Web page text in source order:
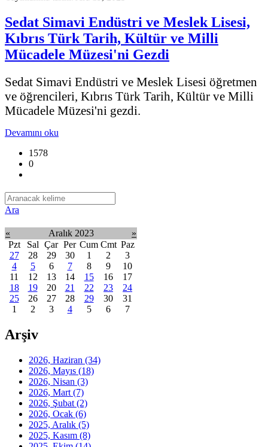
Sedat Simavi Endüstri ve Meslek Lisesi,
Kıbrıs Türk Tarih, Kültür ve Milli
Mücadele Müzesi'ni Gezdi
Sedat Simavi Endüstri ve Meslek Lisesi öğretmen
ve öğrencileri, Kıbrıs Türk Tarih, Kültür ve Milli
Mücadele Müzesi'ni gezdi.
Devamını oku
1578
0
Ara
« Aralık 2023
»
Pzt
Sal Çar Per Cum Cmt Paz
27
28 29 30 1 2
3
4
5 6 7 8 9
10
11
12 13 14 15 16
17
18
19 20 21 22 23
24
25
26 27 28 29 30
31
1
2 3 4 5 6 7
Arşiv
2026, Haziran (34)
2026, Mayıs (18)
2026, Nisan (3)
2026, Mart (7)
2026, Şubat (2)
2026, Ocak (6)
2025, Aralık (5)
2025, Kasım (8)